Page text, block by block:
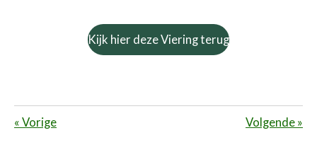
Kijk hier deze Viering terug
« Vorige Volgende »